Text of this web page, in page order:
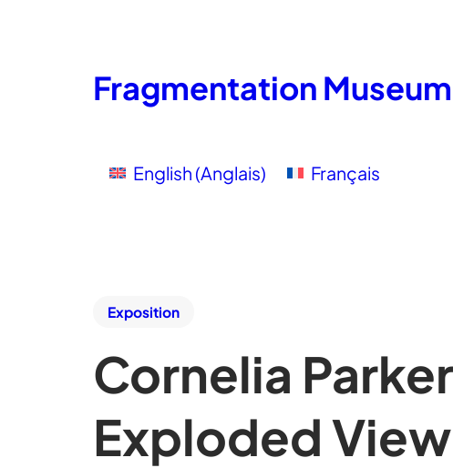
Fragmentation Museum
English (Anglais) Français
Exposition
Cornelia
Exploded View